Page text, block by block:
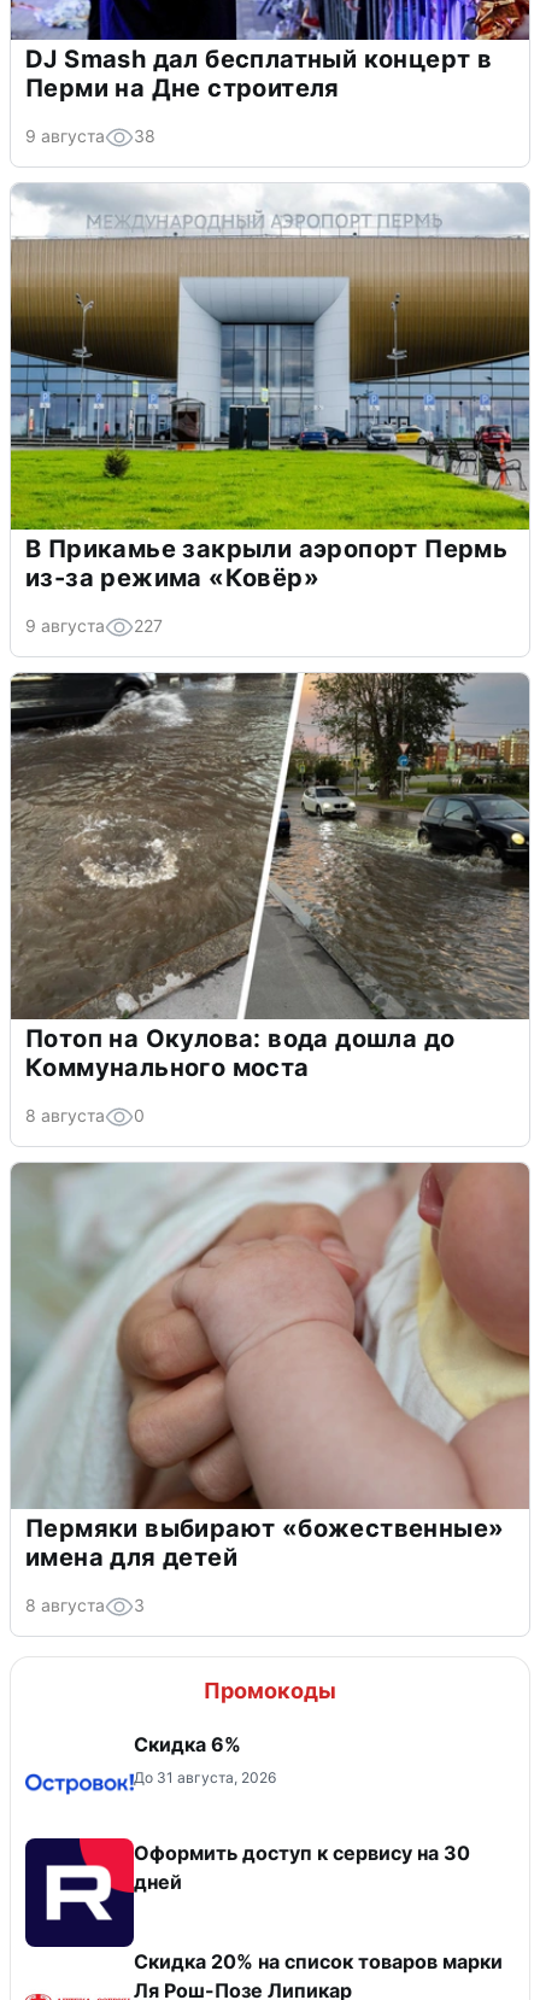
DJ Smash дал бесплатный концерт в
Перми на Дне строителя
9 августа 38
В Прикамье закрыли аэропорт Пермь
из-за режима «Ковёр»
9 августа 227
Потоп на Окулова: вода дошла до
Коммунального моста
8 августа 0
Пермяки выбирают «божественные»
имена для детей
8 августа 3
Промокоды
Скидка 6%
До 31 августа, 2026
Оформить доступ к сервису на 30
дней
Скидка 20% на список товаров марки
Ля Рош-Позе Липикар